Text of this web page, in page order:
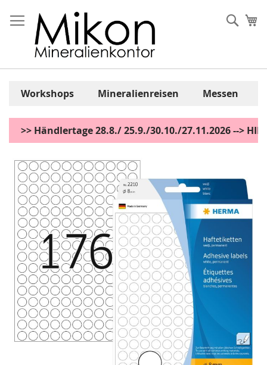
Inhalt
springen
Workshops Mineralienreisen Messen
>> Händlertage 28.8./ 25.9./30.10./27.11.2026 -->
Zum
Ende
der
Bildgalerie
springen